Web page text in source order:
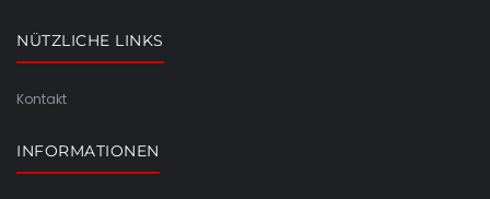
NÜTZLICHE LINKS
Kontakt
INFORMATIONEN